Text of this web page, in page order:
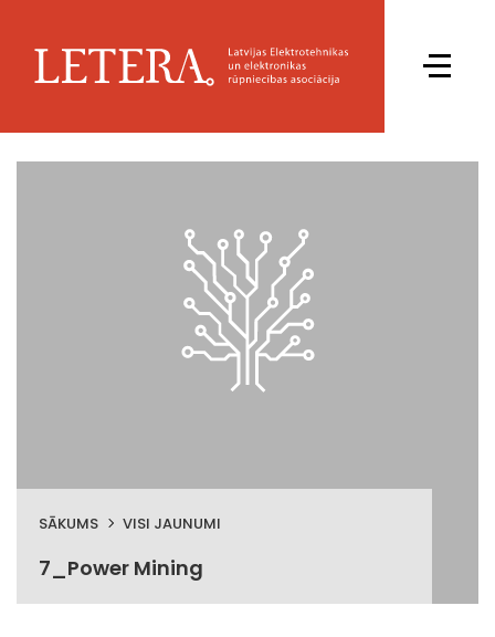
SĀKUMS VISI JAUNUMI
7_Power Mining